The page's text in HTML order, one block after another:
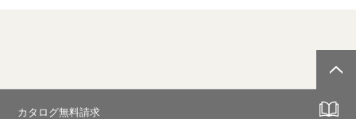
カタログ無料請求